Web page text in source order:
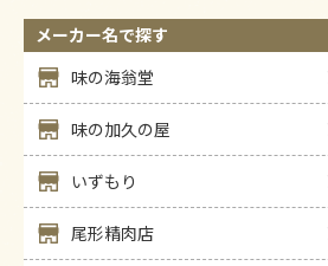
メーカー名で探す
味の海翁堂
味の加久の屋
いずもり
尾形精肉店